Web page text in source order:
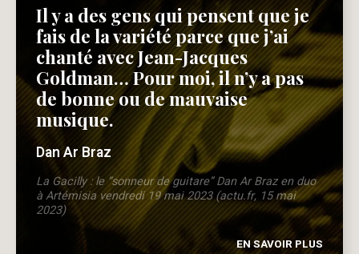
Il y a des gens qui pensent que je
fais de la variété parce que j’ai
chanté avec Jean-Jacques
Goldman… Pour moi, il n’y a pas
de bonne ou de mauvaise
musique.
Dan Ar Braz
La Gacilly : le “sonneur de guitare” Dan Ar Braz en duo
à Artémisia vendredi 19 mai 2023 (actu.fr, 15 mai
2023)
EN SAVOIR PLUS